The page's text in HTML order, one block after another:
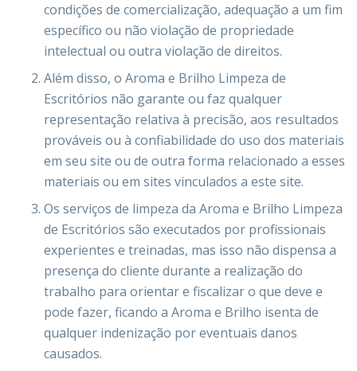
condições de comercialização, adequação a um fim
específico ou não violação de propriedade
intelectual ou outra violação de direitos.
Além disso, o Aroma e Brilho Limpeza de
Escritórios não garante ou faz qualquer
representação relativa à precisão, aos resultados
prováveis ​​ou à confiabilidade do uso dos materiais
em seu site ou de outra forma relacionado a esses
materiais ou em sites vinculados a este site.
Os serviços de limpeza da Aroma e Brilho Limpeza
de Escritórios são executados por profissionais
experientes e treinadas, mas isso não dispensa a
presença do cliente durante a realização do
trabalho para orientar e fiscalizar o que deve e
pode fazer, ficando a Aroma e Brilho isenta de
qualquer indenização por eventuais danos
causados.